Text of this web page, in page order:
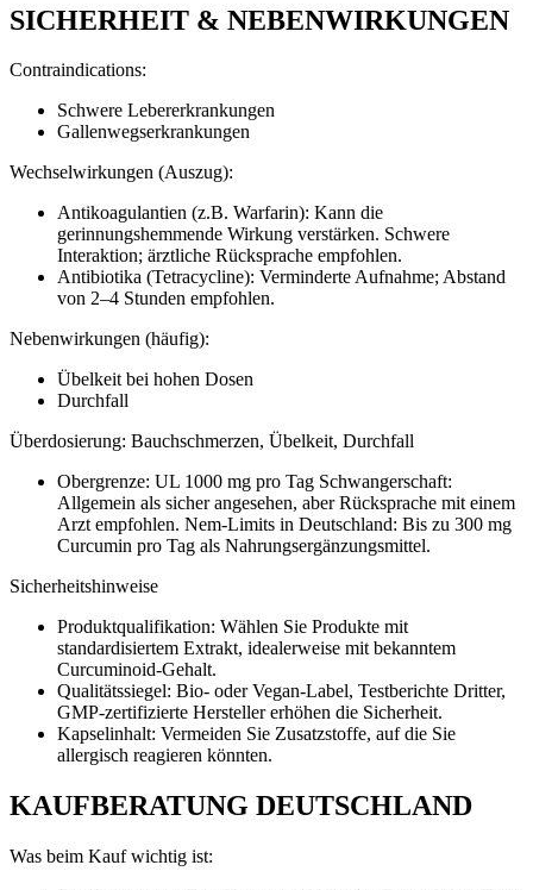
SICHERHEIT & NEBENWIRKUNGEN
Contraindications:
Schwere Lebererkrankungen
Gallenwegserkrankungen
Wechselwirkungen (Auszug):
Antikoagulantien (z.B. Warfarin): Kann die
gerinnungshemmende Wirkung verstärken. Schwere
Interaktion; ärztliche Rücksprache empfohlen.
Antibiotika (Tetracycline): Verminderte Aufnahme; Abstand
von 2–4 Stunden empfohlen.
Nebenwirkungen (häufig):
Übelkeit bei hohen Dosen
Durchfall
Überdosierung: Bauchschmerzen, Übelkeit, Durchfall
Obergrenze: UL 1000 mg pro Tag Schwangerschaft:
Allgemein als sicher angesehen, aber Rücksprache mit einem
Arzt empfohlen. Nem-Limits in Deutschland: Bis zu 300 mg
Curcumin pro Tag als Nahrungsergänzungsmittel.
Sicherheitshinweise
Produktqualifikation: Wählen Sie Produkte mit
standardisiertem Extrakt, idealerweise mit bekanntem
Curcuminoid-Gehalt.
Qualitätssiegel: Bio- oder Vegan-Label, Testberichte Dritter,
GMP-zertifizierte Hersteller erhöhen die Sicherheit.
Kapselinhalt: Vermeiden Sie Zusatzstoffe, auf die Sie
allergisch reagieren könnten.
KAUFBERATUNG DEUTSCHLAND
Was beim Kauf wichtig ist: